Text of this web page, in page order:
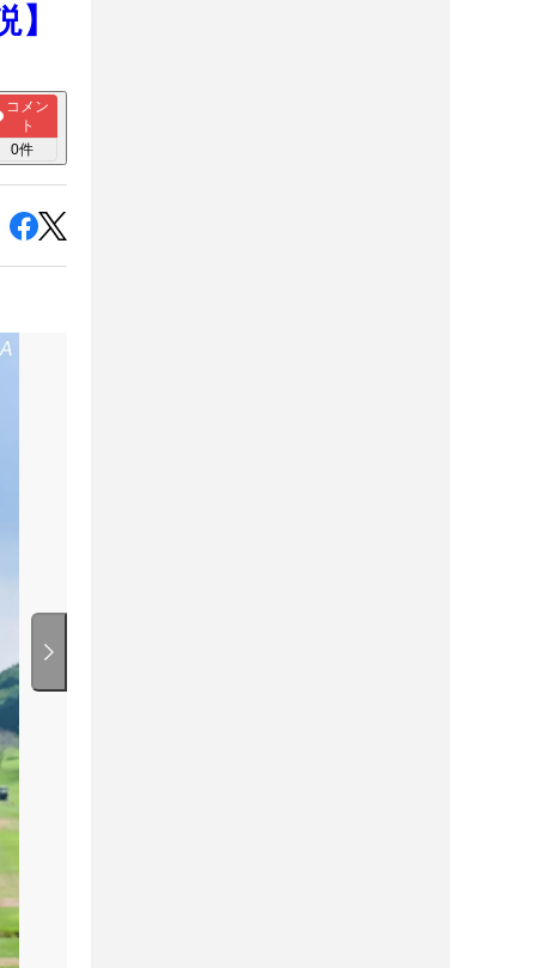
コメン
ト
0件